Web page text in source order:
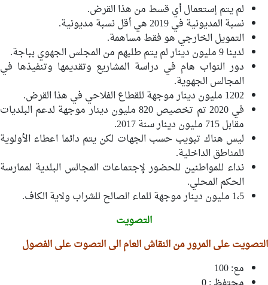
لم يتم إستعمال أي قسط من هذا القرض.
نسبة المديونية في 2019 هي أقل نسبة مديونية.
التمويل الخارجي هو فقط مساهمة.
لدينا 9 مليون دينار لم يتم طلبهم من المجلس الجهوي بباجة.
دور النواب هام في دراسة المشاريع وتقديمها وتنفيذها في
المجالس الجهوية.
1202 مليون دينار موجهة للقطاع الفلاحي في هذا القرض.
في 2020 تم تخصيص 820 مليون دينار موجهة لدعم البلديات
مقابل 715 مليون دينار سنة 2017.
ليس هناك تبويب حسب الجهات لكن يتم دائما اعطاء الأولوية
للمناطق الداخلية.
نداء للمواطنين للحضور لإجتماعات المجالس البلدية لممارسة
الحكم المحلي.
1،5 مليون دينار موجهة للماء الصالح للشراب ولاية الكاف.
التصويت
التصويت على المرور من النقاش العام الى التصوت على الفصول
مع: 100